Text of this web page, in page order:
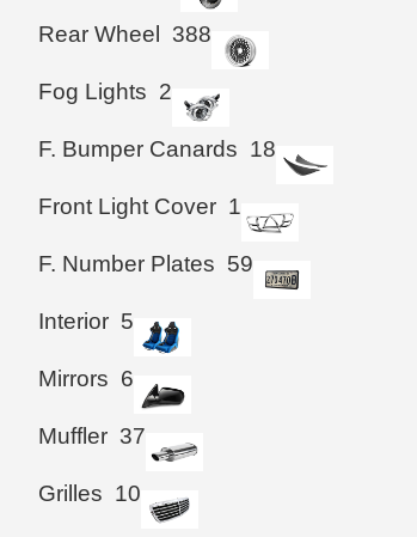
Rear Wheel 388
Fog Lights 2
F. Bumper Canards 18
Front Light Cover 1
F. Number Plates 59
Interior 5
Mirrors 6
Muffler 37
Grilles 10